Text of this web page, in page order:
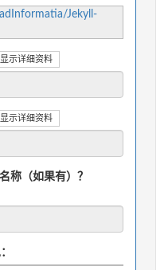
Jekyll-
显示详细资料
显示详细资料
名称（如果有）？